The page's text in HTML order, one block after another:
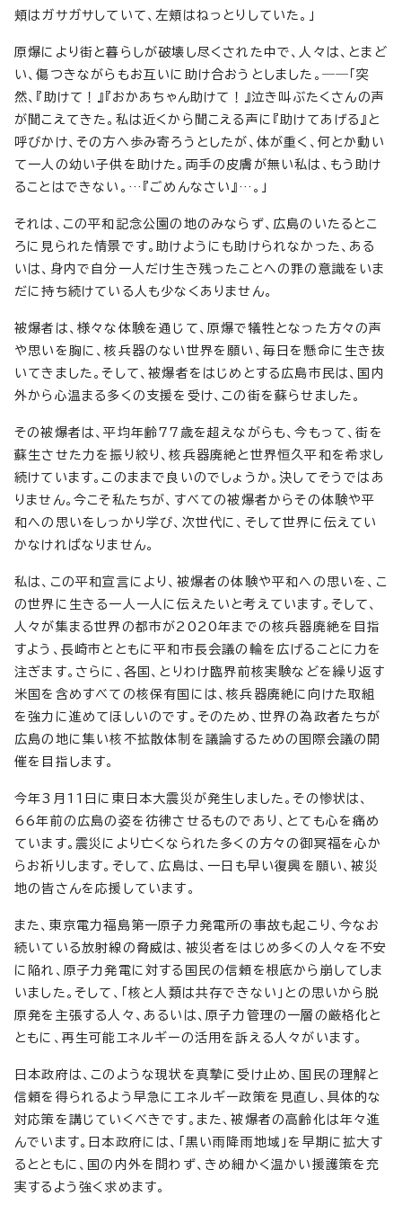
頬はガサガサしていて、左頬はねっとりしていた。」
原爆により街と暮らしが破壊し尽くされた中で、人々は、とまど
い、傷つきながらもお互いに助け合おうとしました。――「突
然、『助けて！』『おかあちゃん助けて！』泣き叫ぶたくさんの声
が聞こえてきた。私は近くから聞こえる声に『助けてあげる』と
呼びかけ、その方へ歩み寄ろうとしたが、体が重く、何とか動い
て一人の幼い子供を助けた。両手の皮膚が無い私は、もう助け
ることはできない。…『ごめんなさい』…。」
それは、この平和記念公園の地のみならず、広島のいたるとこ
ろに見られた情景です。助けようにも助けられなかった、ある
いは、身内で自分一人だけ生き残ったことへの罪の意識をいま
だに持ち続けている人も少なくありません。
被爆者は、様々な体験を通じて、原爆で犠牲となった方々の声
や思いを胸に、核兵器のない世界を願い、毎日を懸命に生き抜
いてきました。そして、被爆者をはじめとする広島市民は、国内
外から心温まる多くの支援を受け、この街を蘇らせました。
その被爆者は、平均年齢77歳を超えながらも、今もって、街を
蘇生させた力を振り絞り、核兵器廃絶と世界恒久平和を希求し
続けています。このままで良いのでしょうか。決してそうではあ
りません。今こそ私たちが、すべての被爆者からその体験や平
和への思いをしっかり学び、次世代に、そして世界に伝えてい
かなければなりません。
私は、この平和宣言により、被爆者の体験や平和への思いを、こ
の世界に生きる一人一人に伝えたいと考えています。そして、
人々が集まる世界の都市が2020年までの核兵器廃絶を目指
すよう、長崎市とともに平和市長会議の輪を広げることに力を
注ぎます。さらに、各国、とりわけ臨界前核実験などを繰り返す
米国を含めすべての核保有国には、核兵器廃絶に向けた取組
を強力に進めてほしいのです。そのため、世界の為政者たちが
広島の地に集い核不拡散体制を議論するための国際会議の開
催を目指します。
今年3月11日に東日本大震災が発生しました。その惨状は、
66年前の広島の姿を彷彿させるものであり、とても心を痛め
ています。震災により亡くなられた多くの方々の御冥福を心か
らお祈りします。そして、広島は、一日も早い復興を願い、被災
地の皆さんを応援しています。
また、東京電力福島第一原子力発電所の事故も起こり、今なお
続いている放射線の脅威は、被災者をはじめ多くの人々を不安
に陥れ、原子力発電に対する国民の信頼を根底から崩してしま
いました。そして、「核と人類は共存できない」との思いから脱
原発を主張する人々、あるいは、原子力管理の一層の厳格化と
ともに、再生可能エネルギーの活用を訴える人々がいます。
日本政府は、このような現状を真摯に受け止め、国民の理解と
信頼を得られるよう早急にエネルギー政策を見直し、具体的な
対応策を講じていくべきです。また、被爆者の高齢化は年々進
んでいます。日本政府には、「黒い雨降雨地域」を早期に拡大す
るとともに、国の内外を問わず、きめ細かく温かい援護策を充
実するよう強く求めます。